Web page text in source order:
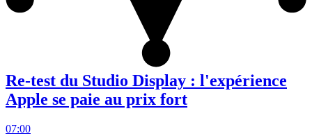
Re-test du Studio Display : l'expérience
Apple se paie au prix fort
07:00